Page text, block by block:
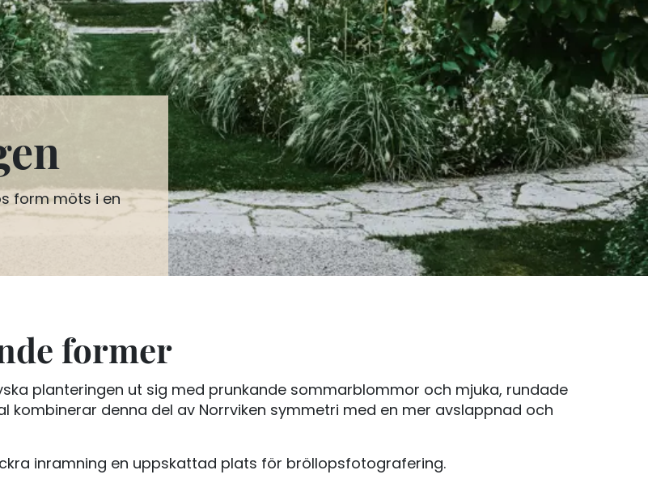
form möts i en
former
planteringen ut sig med prunkande sommarblommor och mjuka, rundade
denna del av Norrviken symmetri med en mer avslappnad och
inramning en uppskattad plats för bröllopsfotografering.